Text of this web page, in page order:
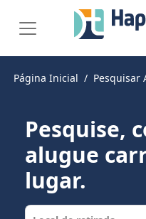
Página Inicial Pesquisar
Pesquise,
alugue
lugar.